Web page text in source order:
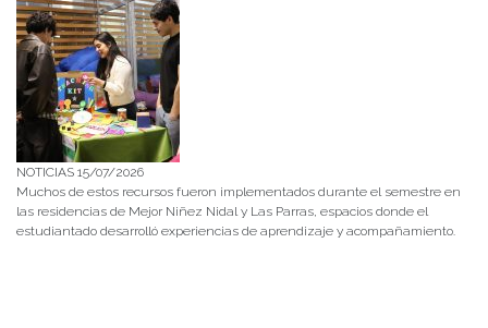
NOTICIAS 15/07/2026
Muchos de estos recursos fueron implementados durante el semestre en
las residencias de Mejor Niñez Nidal y Las Parras, espacios donde el
estudiantado desarrolló experiencias de aprendizaje y acompañamiento.